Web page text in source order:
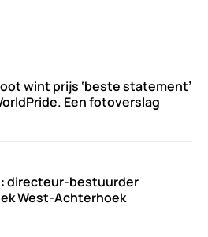
wint prijs ‘beste statement’
Een fotoverslag
directeur-bestuurder
West-Achterhoek